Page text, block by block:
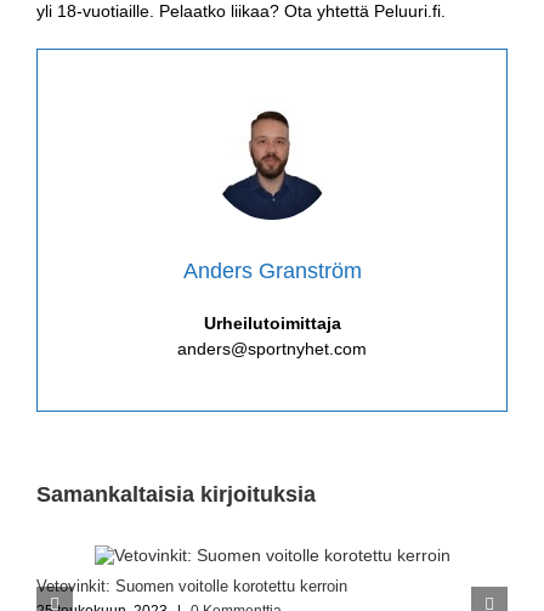
yli 18-vuotiaille. Pelaatko liikaa? Ota yhtettä Peluuri.fi.
Anders Granström
Urheilutoimittaja
anders@sportnyhet.com
Samankaltaisia kirjoituksia
Vetovinkit: Suomen voitolle korotettu kerroin